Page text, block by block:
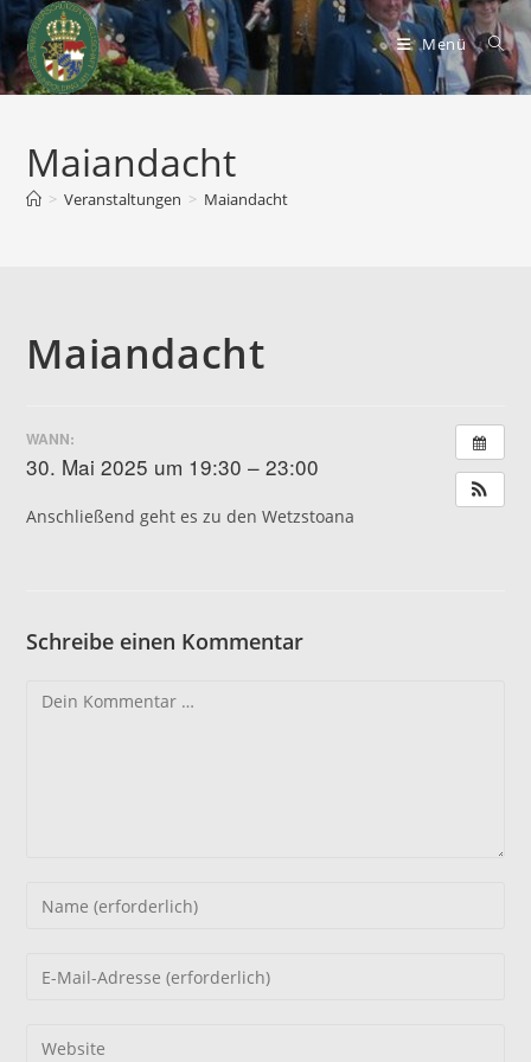
Zum
Inhalt
springen
Menü
Maiandacht
> Veranstaltungen > Maiandacht
Maiandacht
WANN:
30. Mai 2025 um 19:30 – 23:00
Anschließend geht es zu den Wetzstoana
Schreibe einen Kommentar
Kommentar
Gib
oder
zum
Gib
Mail-
Gib